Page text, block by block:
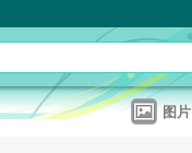
图片